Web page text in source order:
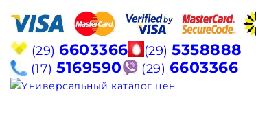
(29) 6603366 (29) 5358888
(17) 5169590 (29) 6603366